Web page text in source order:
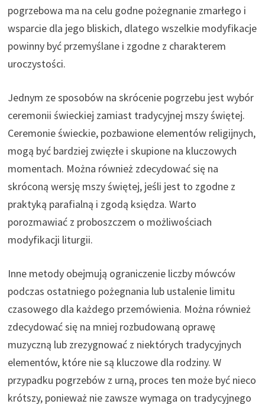
pogrzebowa ma na celu godne pożegnanie zmarłego i
wsparcie dla jego bliskich, dlatego wszelkie modyfikacje
powinny być przemyślane i zgodne z charakterem
uroczystości.
Jednym ze sposobów na skrócenie pogrzebu jest wybór
ceremonii świeckiej zamiast tradycyjnej mszy świętej.
Ceremonie świeckie, pozbawione elementów religijnych,
mogą być bardziej zwięzłe i skupione na kluczowych
momentach. Można również zdecydować się na
skróconą wersję mszy świętej, jeśli jest to zgodne z
praktyką parafialną i zgodą księdza. Warto
porozmawiać z proboszczem o możliwościach
modyfikacji liturgii.
Inne metody obejmują ograniczenie liczby mówców
podczas ostatniego pożegnania lub ustalenie limitu
czasowego dla każdego przemówienia. Można również
zdecydować się na mniej rozbudowaną oprawę
muzyczną lub zrezygnować z niektórych tradycyjnych
elementów, które nie są kluczowe dla rodziny. W
przypadku pogrzebów z urną, proces ten może być nieco
krótszy, ponieważ nie zawsze wymaga on tradycyjnego